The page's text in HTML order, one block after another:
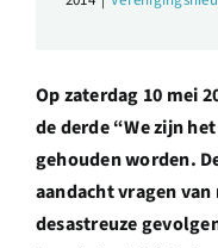
Over ons
Ondernemer
Op zaterdag 10 mei
de derde “We zijn
gehouden worden.
aandacht vragen
desastreuze